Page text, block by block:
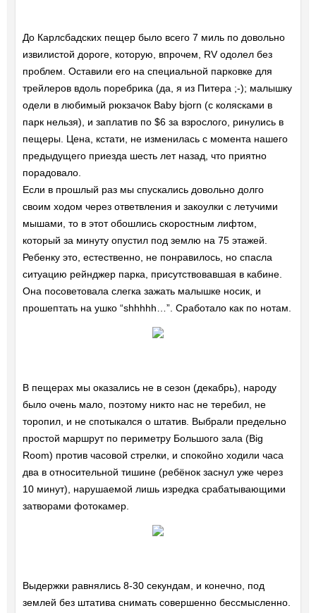
До Карлсбадских пещер было всего 7 миль по довольно
извилистой дороге, которую, впрочем, RV одолел без
проблем. Оставили его на специальной парковке для
трейлеров вдоль поребрика (да, я из Питера ;-); малышку
одели в любимый рюкзачок Baby bjorn (с колясками в
парк нельзя), и заплатив по $6 за взрослого, ринулись в
пещеры. Цена, кстати, не изменилась с момента нашего
предыдущего приезда шесть лет назад, что приятно
порадовало.
Если в прошлый раз мы спускались довольно долго
своим ходом через ответвления и закоулки с летучими
мышами, то в этот обошлись скоростным лифтом,
который за минуту опустил под землю на 75 этажей.
Ребенку это, естественно, не понравилось, но спасла
ситуацию рейнджер парка, присутствовавшая в кабине.
Она посоветовала слегка зажать малышке носик, и
прошептать на ушко “shhhhh…”. Сработало как по нотам.
В пещерах мы оказались не в сезон (декабрь), народу
было очень мало, поэтому никто нас не теребил, не
торопил, и не спотыкался о штатив. Выбрали предельно
простой маршрут по периметру Большого зала (Big
Room) против часовой стрелки, и спокойно ходили часа
два в относительной тишине (ребёнок заснул уже через
10 минут), нарушаемой лишь изредка срабатывающими
затворами фотокамер.
Выдержки равнялись 8-30 секундам, и конечно, под
землей без штатива снимать совершенно бессмысленно.